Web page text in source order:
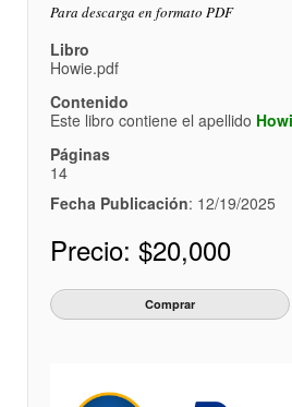
Para descarga en formato PDF
Libro
Howie.pdf
Contenido
Este libro contiene el apellido
Páginas
14
Fecha Publicación: 12/19/2025
Precio: $20,000